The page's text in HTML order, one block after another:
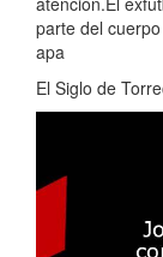
parte del
apa
El Siglo de